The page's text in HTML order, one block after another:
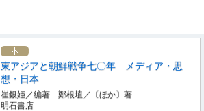
東アジアと朝鮮戦争七〇年 メディア・思
想・日本
崔銀姫／編著 鄭根埴／〔ほか〕著
明石書店